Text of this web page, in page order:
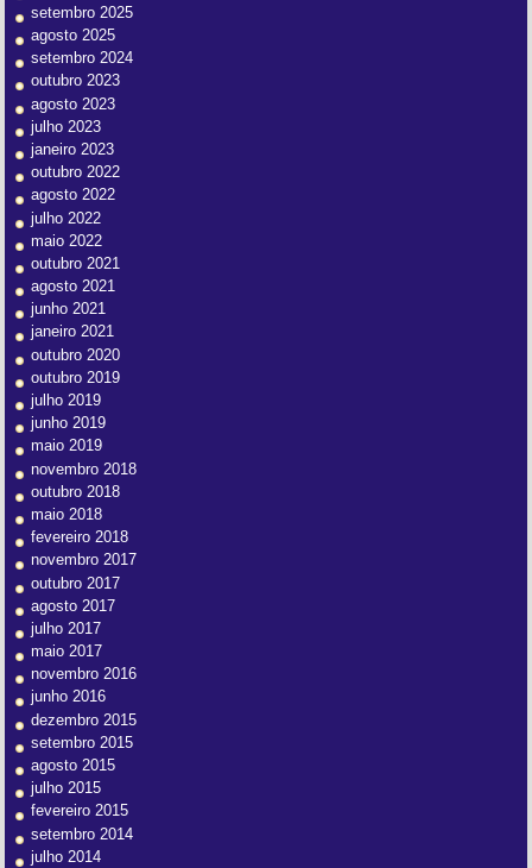
setembro 2025
agosto 2025
setembro 2024
outubro 2023
agosto 2023
julho 2023
janeiro 2023
outubro 2022
agosto 2022
julho 2022
maio 2022
outubro 2021
agosto 2021
junho 2021
janeiro 2021
outubro 2020
outubro 2019
julho 2019
junho 2019
maio 2019
novembro 2018
outubro 2018
maio 2018
fevereiro 2018
novembro 2017
outubro 2017
agosto 2017
julho 2017
maio 2017
novembro 2016
junho 2016
dezembro 2015
setembro 2015
agosto 2015
julho 2015
fevereiro 2015
setembro 2014
julho 2014